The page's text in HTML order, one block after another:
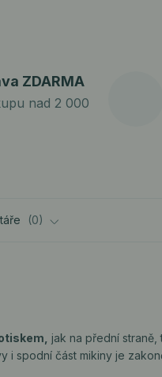
ZDARMA
nad 2 000
0
jak na přední straně,
i spodní část mikiny je